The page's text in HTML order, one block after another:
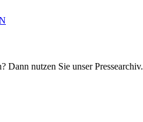
Dann nutzen Sie unser Pressearchiv.